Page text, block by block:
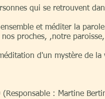
qui se retrouvent
et méditer la
proches, ,notre
d'un mystère de la
(Responsable : Martine